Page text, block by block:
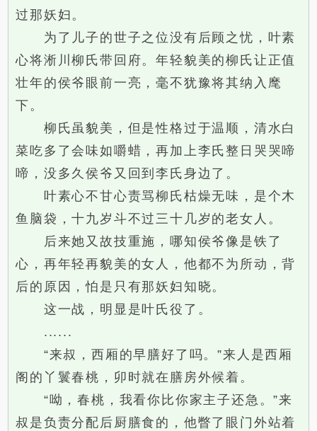
过那妖妇。
为了儿子的世子之位没有后顾之忧，叶素
心将淅川柳氏带回府。年轻貌美的柳氏让正值
壮年的侯爷眼前一亮，毫不犹豫将其纳入麾
下。
柳氏虽貌美，但是性格过于温顺，清水白
菜吃多了会味如嚼蜡，再加上李氏整日哭哭啼
啼，没多久侯爷又回到李氏身边了。
叶素心不甘心责骂柳氏枯燥无味，是个木
鱼脑袋，十九岁斗不过三十几岁的老女人。
后来她又故技重施，哪知侯爷像是铁了
心，再年轻再貌美的女人，他都不为所动，背
后的原因，怕是只有那妖妇知晓。
这一战，明显是叶氏役了。
......
“来叔，西厢的早膳好了吗。”来人是西厢
阁的丫鬟春桃，卯时就在膳房外候着。
“呦，春桃，我看你比你家主子还急。”来
叔是负责分配后厨膳食的，他瞥了眼门外站着